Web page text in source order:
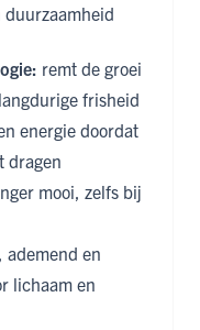
duurzaamheid
remt de groei
frisheid
energie doordat
dragen
mooi, zelfs bij
ademend en
lichaam en